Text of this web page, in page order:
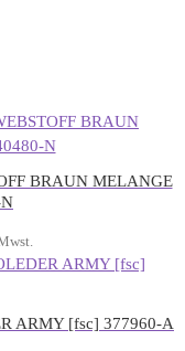
BRAUN MELANGE
ARMY [fsc] 377960-A